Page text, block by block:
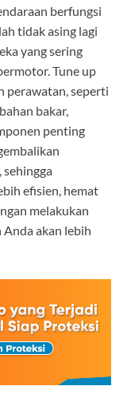
berfungsi
tidak asing lagi
yang sering
Tune up
perawatan, seperti
bakar,
penting
efisien, hemat
melakukan
akan lebih